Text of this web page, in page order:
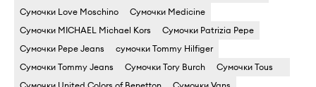
Сумочки Love Moschino
Сумочки Medicine
Сумочки MICHAEL Michael Kors
Сумочки Patrizia Pepe
Сумочки Pepe Jeans
сумочки Tommy Hilfiger
Сумочки Tommy Jeans
Сумочки Tory Burch
Сумочки Tous